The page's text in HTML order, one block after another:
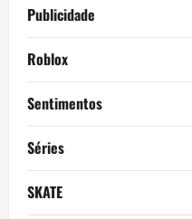
Publicidade
Roblox
Sentimentos
Séries
SKATE